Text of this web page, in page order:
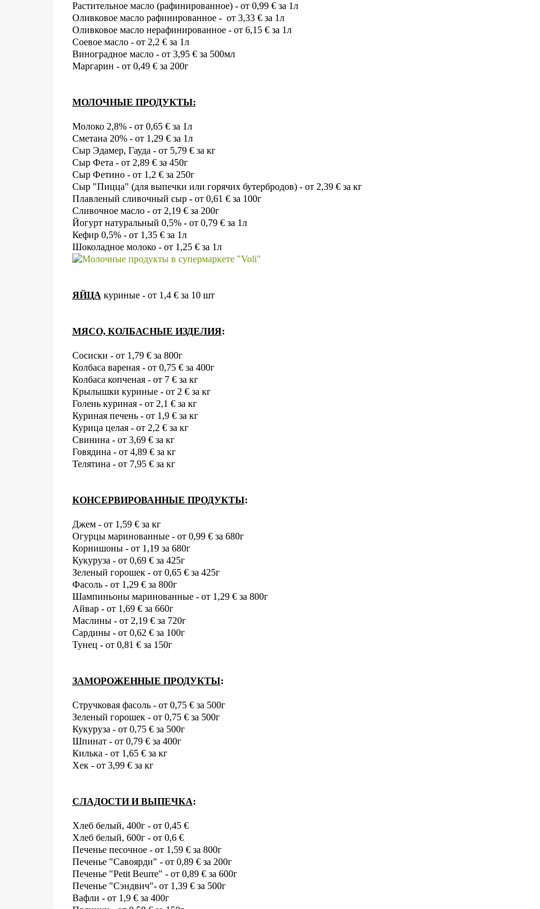
Растительное масло (рафинированное) - от 0,99 €за 1л
Оливковое масло рафинированное - от 3,33 € за 1л
Оливковое масло нерафинированное - от 6,15 €за 1л
Соевое масло - от 2,2 €за 1л
Виноградное масло - от 3,95 €за 500мл
Маргарин - от 0,49 € за 200г
МОЛОЧНЫЕ ПРОДУКТЫ:
Молоко 2,8% - от 0,65 € за 1л
Сметана 20% - от 1,29 €за 1л
Сыр Эдамер, Гауда - от 5,79 €за кг
Сыр Фета - от 2,89 €за 450г
Сыр Фетино - от 1,2 €за 250г
Сыр "Пицца" (для выпечки или горячих бутербродов) - от 2,39 €за кг
Плавленый сливочный сыр - от 0,61 €за 100г
Сливочное масло - от 2,19 €за 200г
Йогурт натуральный 0,5% - от 0,79 €за 1л
Кефир 0,5% - от 1,35 €за 1л
Шоколадное молоко - от 1,25 € за 1л
ЯЙЦА куриные - от 1,4 €за 10 шт
МЯСО, КОЛБАСНЫЕ ИЗДЕЛИЯ:
Сосиски - от 1,79 €за 800г
Колбаса вареная - от 0,75 €за 400г
Колбаса копченая - от 7 €за кг
Крылышки куриные - от 2 €за кг
Голень куриная - от 2,1 €за кг
Куриная печень - от 1,9 €за кг
Курица целая - от 2,2 €за кг
Свинина - от 3,69 €за кг
Говядина - от 4,89 €за кг
Телятина - от 7,95 €за кг
КОНСЕРВИРОВАННЫЕ ПРОДУКТЫ:
Джем - от 1,59 €за кг
Огурцы маринованные - от 0,99 €за 680г
Корнишоны - от 1,19 за 680г
Кукуруза - от 0,69 €за 425г
Зеленый горошек - от 0,65 €за 425г
Фасоль - от 1,29 €за 800г
Шампиньоны маринованные - от 1,29 €за 800г
Айвар - от 1,69 €за 660г
Маслины - от 2,19 €за 720г
Сардины - от 0,62 € за 100г
Тунец - от 0,81 € за 150г
ЗАМОРОЖЕННЫЕ ПРОДУКТЫ:
Стручковая фасоль - от 0,75 €за 500г
Зеленый горошек - от 0,75 €за 500г
Кукуруза - от 0,75 €за 500г
Шпинат - от 0,79 €за 400г
Килька - от 1,65 €за кг
Хек - от 3,99 €за кг
СЛАДОСТИ И ВЫПЕЧКА:
Хлеб белый, 400г - от 0,45 €
Хлеб белый, 600г - от 0,6 €
Печенье песочное - от 1,59 €за 800г
Печенье "Савоярди" - от 0,89 €за 200г
Печенье "Petit Beurre" - от 0,89 €за 600г
Печенье "Сэндвич"- от 1,39 €за 500г
Вафли - от 1,9 €за 400г